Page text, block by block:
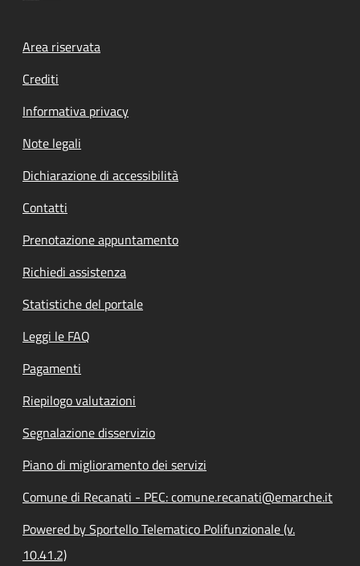
Footer menu
Area riservata
Crediti
Informativa privacy
Note legali
Dichiarazione di accessibilità
Contatti
Prenotazione appuntamento
Richiedi assistenza
Statistiche del portale
Leggi le FAQ
Pagamenti
Riepilogo valutazioni
Segnalazione disservizio
Piano di miglioramento dei servizi
Comune di Recanati - PEC: comune.recanati@emarche.it
Powered by Sportello Telematico Polifunzionale (v.
10.41.2)